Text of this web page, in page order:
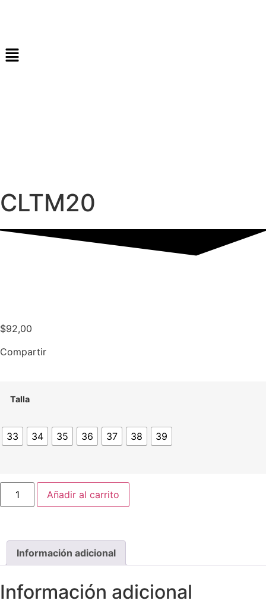
CLTM20
$92,00
Compartir
Talla
33 34 35 36 37 38 39
Añadir al carrito
Información adicional
Información adicional